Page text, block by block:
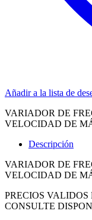
Añadir a la lista de
VARIADOR DE
VELOCIDAD DE
Descripción
VARIADOR DE
VELOCIDAD DE
PRECIOS
CONSULTE